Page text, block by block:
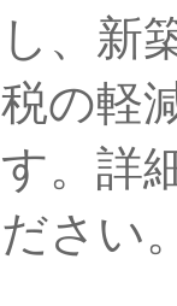
し、新
税の軽
す。詳
ださい